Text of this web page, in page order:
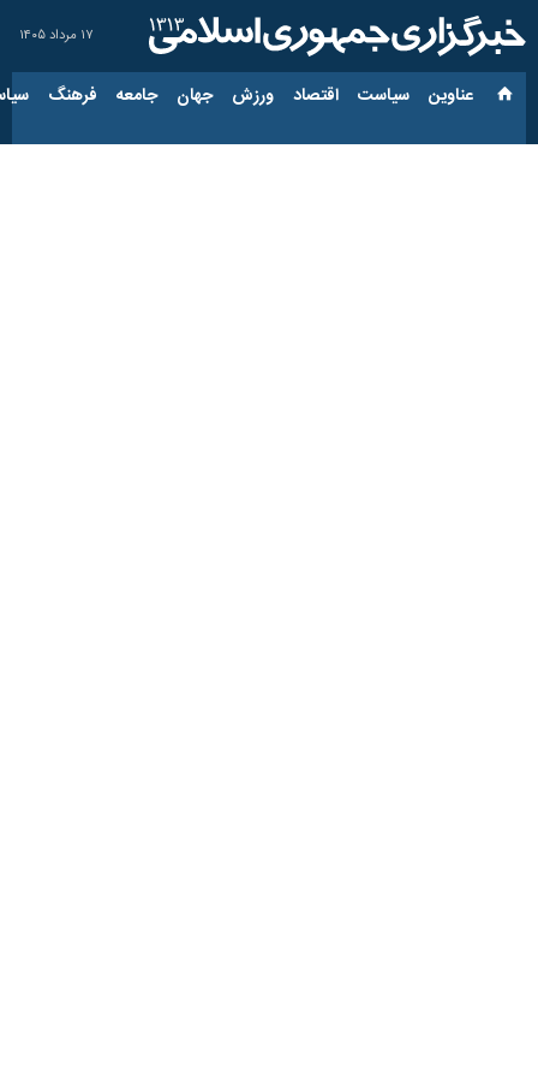
۱۷ مرداد ۱۴۰۵
عناوین‌ سیاست اقتصاد ورزش جهان جامعه فرهنگ